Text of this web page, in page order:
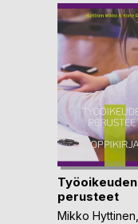
Työoikeuden
perusteet
Mikko Hyttinen